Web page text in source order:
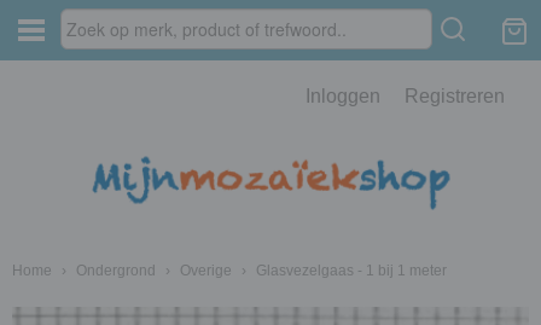
Inloggen Registreren
Home › Ondergrond › Overige › Glasvezelgaas - 1 bij 1 meter